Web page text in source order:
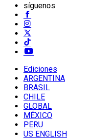
síguenos
Ediciones
ARGENTINA
BRASIL
CHILE
GLOBAL
MÉXICO
PERU
US ENGLISH